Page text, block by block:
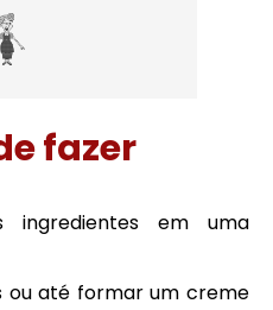
fazer
ingredientes em uma
ou até formar um creme